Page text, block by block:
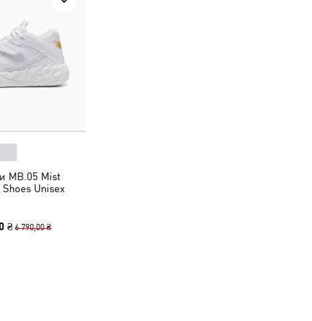
MB.05 Mist
Unisex
₴ 6 790,00 ₴